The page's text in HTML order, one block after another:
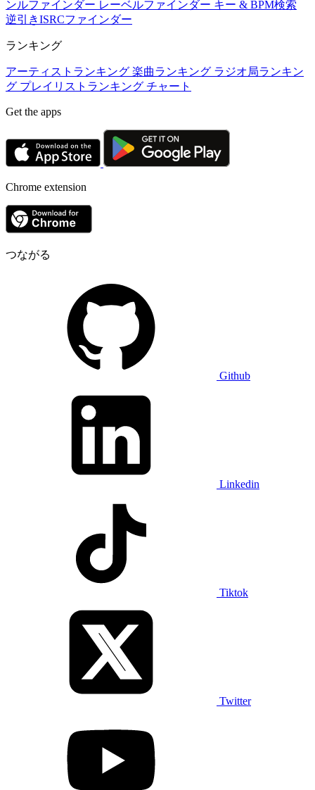
ンルファインダー レーベルファインダー キー & BPM検索
逆引きISRCファインダー
ランキング
アーティストランキング 楽曲ランキング ラジオ局ランキン
グ プレイリストランキング チャート
Get the apps
Chrome extension
つながる
Github
Linkedin
Tiktok
Twitter